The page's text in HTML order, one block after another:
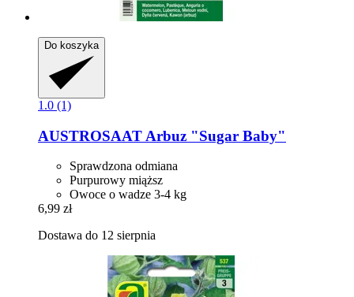
Do koszyka
1.0 (1)
AUSTROSAAT Arbuz "Sugar Baby"
Sprawdzona odmiana
Purpurowy miąższ
Owoce o wadze 3-4 kg
6,99 zł
Dostawa do 12 sierpnia